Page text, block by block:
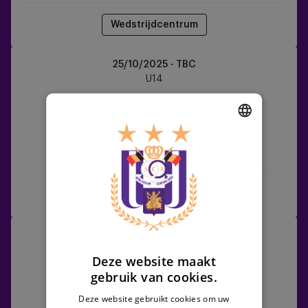
Wedstrijdcentrum
25/10/2025 - TBC
U14
Wedstrijdcentrum
Deze website maakt
gebruik van cookies.
Deze website gebruikt cookies om uw